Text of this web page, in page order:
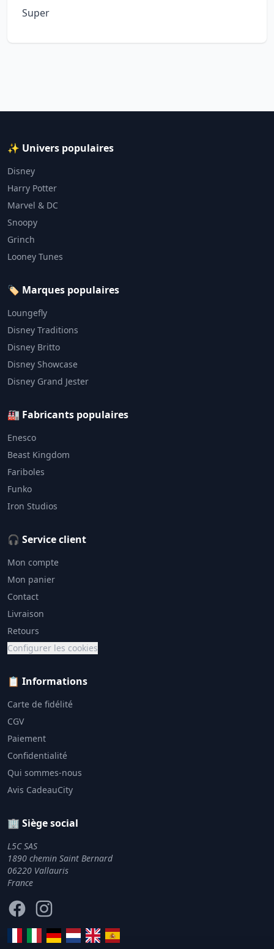
Super
✨ Univers populaires
Disney
Harry Potter
Marvel & DC
Snoopy
Grinch
Looney Tunes
🏷️ Marques populaires
Loungefly
Disney Traditions
Disney Britto
Disney Showcase
Disney Grand Jester
🏭 Fabricants populaires
Enesco
Beast Kingdom
Fariboles
Funko
Iron Studios
🎧 Service client
Mon compte
Mon panier
Contact
Livraison
Retours
Configurer les cookies
📋 Informations
Carte de fidélité
CGV
Paiement
Confidentialité
Qui sommes-nous
Avis CadeauCity
🏢 Siège social
L5C SAS
1890 chemin Saint Bernard
06220 Vallauris
France
FacebookInstagram